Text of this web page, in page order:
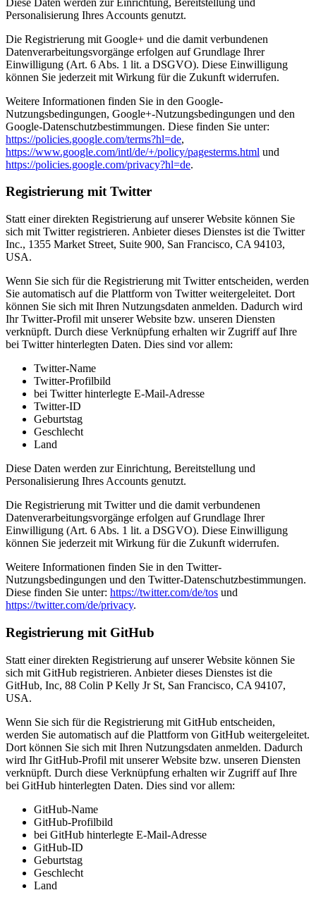
Personalisierung Ihres Accounts genutzt.
Die Registrierung mit Google+ und die damit verbundenen
Datenverarbeitungsvorgänge erfolgen auf Grundlage Ihrer
Einwilligung (Art. 6 Abs. 1 lit. a DSGVO). Diese Einwilligung
können Sie jederzeit mit Wirkung für die Zukunft widerrufen.
Weitere Informationen finden Sie in den Google-
Nutzungsbedingungen, Google+-Nutzungsbedingungen und den
Google-Datenschutzbestimmungen. Diese finden Sie unter:
https://policies.google.com/terms?hl=de,
https://www.google.com/intl/de/+/policy/pagesterms.html und
https://policies.google.com/privacy?hl=de.
Registrierung mit Twitter
Statt einer direkten Registrierung auf unserer Website können Sie
sich mit Twitter registrieren. Anbieter dieses Dienstes ist die Twitter
Inc., 1355 Market Street, Suite 900, San Francisco, CA 94103,
USA.
Wenn Sie sich für die Registrierung mit Twitter entscheiden, werden
Sie automatisch auf die Plattform von Twitter weitergeleitet. Dort
können Sie sich mit Ihren Nutzungsdaten anmelden. Dadurch wird
Ihr Twitter-Profil mit unserer Website bzw. unseren Diensten
verknüpft. Durch diese Verknüpfung erhalten wir Zugriff auf Ihre
bei Twitter hinterlegten Daten. Dies sind vor allem:
Twitter-Name
Twitter-Profilbild
bei Twitter hinterlegte E-Mail-Adresse
Twitter-ID
Geburtstag
Geschlecht
Land
Diese Daten werden zur Einrichtung, Bereitstellung und
Personalisierung Ihres Accounts genutzt.
Die Registrierung mit Twitter und die damit verbundenen
Datenverarbeitungsvorgänge erfolgen auf Grundlage Ihrer
Einwilligung (Art. 6 Abs. 1 lit. a DSGVO). Diese Einwilligung
können Sie jederzeit mit Wirkung für die Zukunft widerrufen.
Weitere Informationen finden Sie in den Twitter-
Nutzungsbedingungen und den Twitter-Datenschutzbestimmungen.
Diese finden Sie unter: https://twitter.com/de/tos und
https://twitter.com/de/privacy.
Registrierung mit GitHub
Statt einer direkten Registrierung auf unserer Website können Sie
sich mit GitHub registrieren. Anbieter dieses Dienstes ist die
GitHub, Inc, 88 Colin P Kelly Jr St, San Francisco, CA 94107,
USA.
Wenn Sie sich für die Registrierung mit GitHub entscheiden,
werden Sie automatisch auf die Plattform von GitHub weitergeleitet.
Dort können Sie sich mit Ihren Nutzungsdaten anmelden. Dadurch
wird Ihr GitHub-Profil mit unserer Website bzw. unseren Diensten
verknüpft. Durch diese Verknüpfung erhalten wir Zugriff auf Ihre
bei GitHub hinterlegten Daten. Dies sind vor allem:
GitHub-Name
GitHub-Profilbild
bei GitHub hinterlegte E-Mail-Adresse
GitHub-ID
Geburtstag
Geschlecht
Land